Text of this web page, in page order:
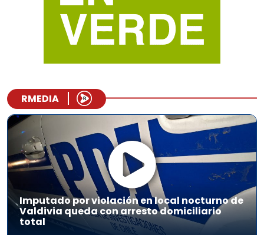
RMEDIA
Imputado por violación en local nocturno de
Valdivia queda con arresto domiciliario
total